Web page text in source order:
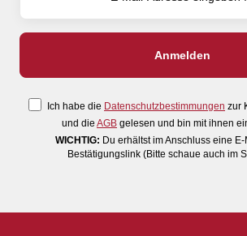
Ich habe die Datenschutzbestimmungen zur
und die AGB gelesen und bin mit ihnen
WICHTIG: Du erhältst im Anschluss eine
Bestätigungslink (Bitte schaue auch im